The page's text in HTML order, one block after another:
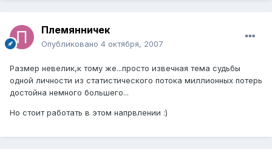
Племянничек
Опубликовано 4 октября, 2007
Размер невелик,к тому же...просто извечная тема судьбы
одной личности из статистического потока миллионных потерь
достойна немного большего...
Но стоит работать в этом напрвлении :)